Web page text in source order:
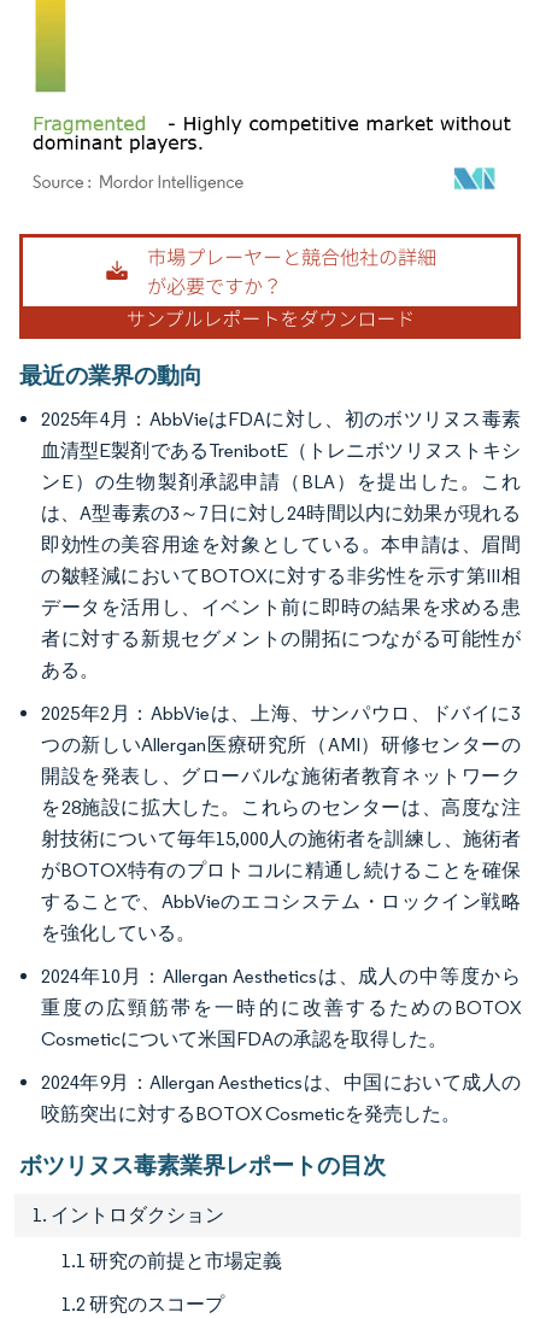
画像 © Mordor Intelligence。再利用にはCC BY 4.0の表示が必要です。
最近の業界の動向
2025年4月：AbbVieはFDAに対し、初のボツリヌス毒素
血清型E製剤であるTrenibotE（トレニボツリヌストキシ
ンE）の生物製剤承認申請（BLA）を提出した。これ
は、A型毒素の3～7日に対し24時間以内に効果が現れる
即効性の美容用途を対象としている。本申請は、眉間
の皺軽減においてBOTOXに対する非劣性を示す第III相
データを活用し、イベント前に即時の結果を求める患
者に対する新規セグメントの開拓につながる可能性が
ある。
2025年2月：AbbVieは、上海、サンパウロ、ドバイに3
つの新しいAllergan医療研究所（AMI）研修センターの
開設を発表し、グローバルな施術者教育ネットワーク
を28施設に拡大した。これらのセンターは、高度な注
射技術について毎年15,000人の施術者を訓練し、施術者
がBOTOX特有のプロトコルに精通し続けることを確保
することで、AbbVieのエコシステム・ロックイン戦略
を強化している。
2024年10月：Allergan Aestheticsは、成人の中等度から
重度の広頸筋帯を一時的に改善するためのBOTOX
Cosmeticについて米国FDAの承認を取得した。
2024年9月：Allergan Aestheticsは、中国において成人の
咬筋突出に対するBOTOX Cosmeticを発売した。
ボツリヌス毒素業界レポートの目次
1. イントロダクション
1.1 研究の前提と市場定義
1.2 研究のスコープ